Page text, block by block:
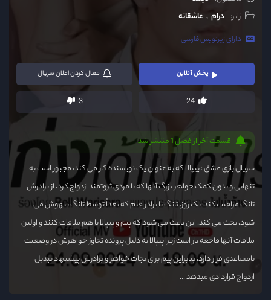
ژانر: درام عاشقانه
دارای زیرنویس فارسی
پخش آنلاین فعالکردن اعلان سریال
24
3
قسمت آخر از فصل 1 منتشر شد
سریال بازی عشق : پیپالا که به عنوان یک نویسنده کار می کند، مجبور است به
تنهایی و بدون کمک خواهر بزرگ آنها که با مردی ثروتمند ازدواج کرد، از برادرش
تانگ مراقبت کند. یک روز، تانگ با برادر فیم که بعداً توسط تانگ بیهوش می
شود، بحث می کند. این باعث می شود که پیم و پیپالا با هم ملاقات کنند و اولین
ملاقات آنها فاجعه بار است زیرا پیپالا به دلیل پرونده تجاوز خواهرش در وضعیت
نامساعدی قرار دارد، بنابراین پیم برای نجات خواهر و برادرش پیشنهاد تبدیل
ازدواج قراردادی میدهد ...